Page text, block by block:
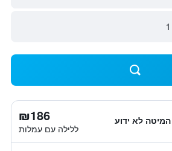
₪186
ללילה עם עמלות